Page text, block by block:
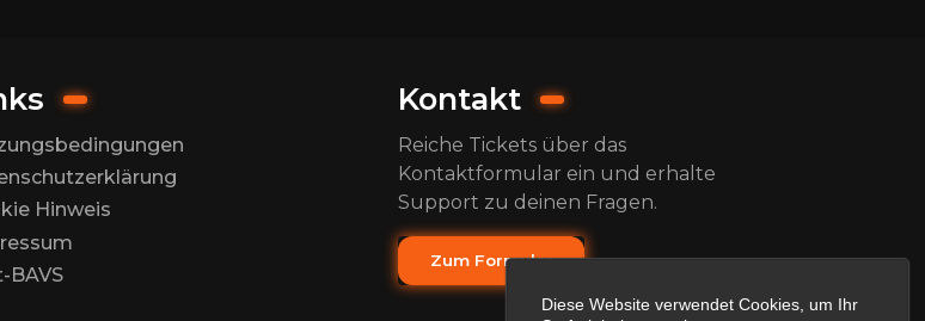
Diese Website verwendet Cookies, um Ihr
Hinweis
BAVS
Kontakt
Reiche Tickets über das
Kontaktformular ein und erhalte
Support zu deinen Fragen.
Zum Formular